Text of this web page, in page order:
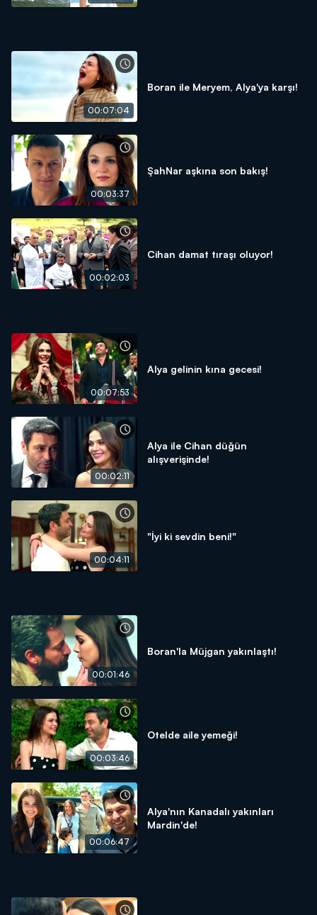
00:07:04
Boran ile Meryem, Alya'ya karşı!
00:03:37
ŞahNar aşkına son bakış!
00:02:03
Cihan damat tıraşı oluyor!
00:07:53
Alya gelinin kına gecesi!
00:02:11
Alya ile Cihan düğün
alışverişinde!
00:04:11
"İyi ki sevdin beni!"
00:01:46
Boran'la Müjgan yakınlaştı!
00:03:46
Otelde aile yemeği!
00:06:47
Alya'nın Kanadalı yakınları
Mardin'de!